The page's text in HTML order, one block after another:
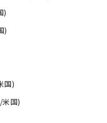
)
)
国)
/米国)